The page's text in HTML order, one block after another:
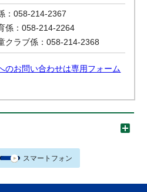
：058-214-2367
係：058-214-2264
クラブ係：058-214-2368
のお問い合わせは専用フォーム
スマートフォン